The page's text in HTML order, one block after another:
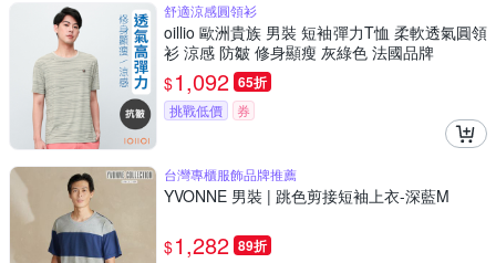
舒適涼感圓領衫
oillio 歐洲貴族 男裝 短袖彈力T恤 柔軟透氣圓領
衫 涼感 防皺 修身顯瘦 灰綠色 法國品牌
$1,092 65折
挑戰低價 券
台灣專櫃服飾品牌推薦
YVONNE 男裝 | 跳色剪接短袖上衣-深藍M
$1,282 89折